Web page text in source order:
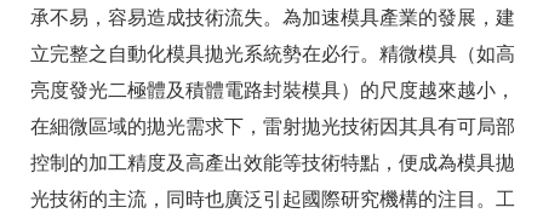
承不易，容易造成技術流失。為加速模具產業的發展，建
立完整之自動化模具拋光系統勢在必行。精微模具（如高
亮度發光二極體及積體電路封裝模具）的尺度越來越小，
在細微區域的拋光需求下，雷射拋光技術因其具有可局部
控制的加工精度及高產出效能等技術特點，便成為模具拋
光技術的主流，同時也廣泛引起國際研究機構的注目。工